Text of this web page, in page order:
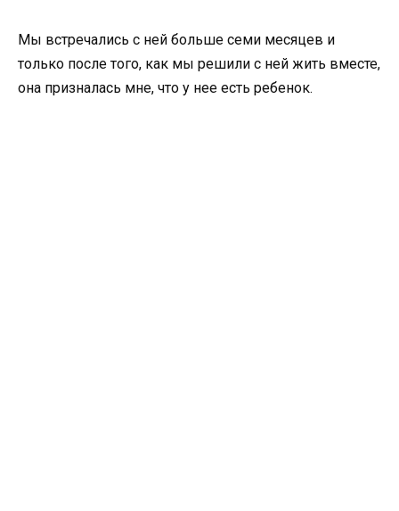
Мы встречались с ней больше семи месяцев и
только после того, как мы решили с ней жить вместе,
она призналась мне, что у нее есть ребенок.